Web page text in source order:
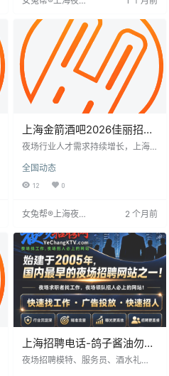
应聘流程简单，可通过招聘网站或
夜场提交简历，经面试、培训和试
岗后上岗。对模特要求较高，注重
美貌
上海金箭酒吧2026佳丽招
聘-纯绿色领队驻场直招
夜场行业人才需求持续增长，上海
提供丰富就业机会。招聘信息登录
时间反映公司是否靠谱，填写“多名”
对求职者有外貌、气质等要求。了
关重要。
全国动态
12 0
女兔帮®上海夜场
2 个月前
上海招聘电话-鸽子酱油勿扰
生意火爆当天上班
夜场招聘模特、服务员、酒水礼